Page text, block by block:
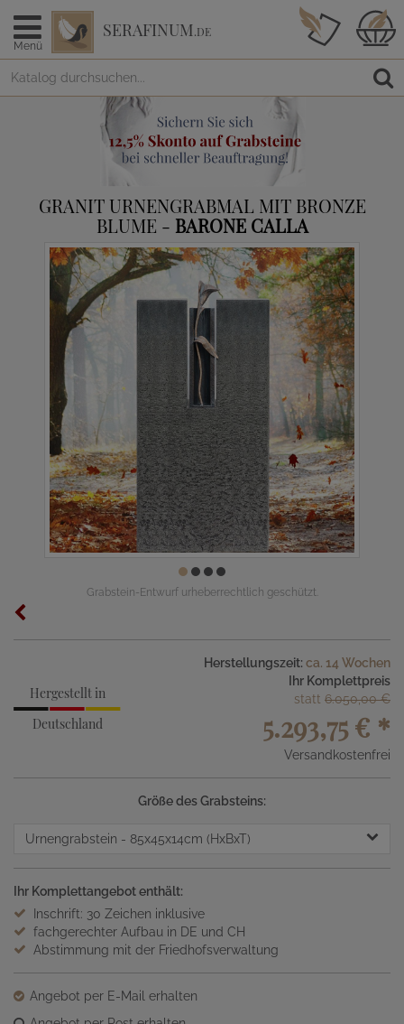
Menü
SERAFINUM.DE
GRANIT URNENGRABMAL MIT BRONZE
BLUME - BARONE CALLA
Grabstein-Entwurf urheberrechtlich geschützt.
Hergestellt in
Deutschland
Herstellungszeit: ca. 14 Wochen
Ihr Komplettpreis
statt 6.050,00 €
5.293,75 € *
Versandkostenfrei
Größe des Grabsteins:
Urnengrabstein - 85x45x14cm (HxBxT)
Ihr Komplettangebot enthält:
Inschrift: 30 Zeichen inklusive
fachgerechter Aufbau in DE und CH
Abstimmung mit der Friedhofsverwaltung
Angebot per E-Mail erhalten